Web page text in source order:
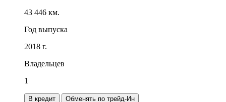
43 446 км.
Год выпуска
2018 г.
Владельцев
1
В кредит Обменять по трейд-Ин